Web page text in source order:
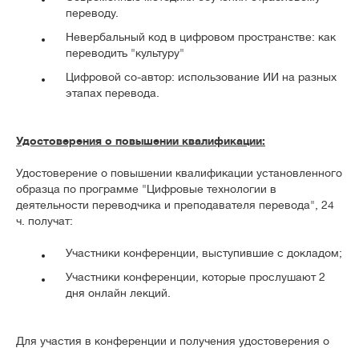
переводу.
Невербальный код в цифровом пространстве: как
переводить "культуру"
Цифровой со-автор: использование ИИ на разных
этапах перевода.
Удостоверения о повышении квалификации:
Удостоверение о повышении квалификации установленного
образца по программе "Цифровые технологии в
деятельности переводчика и преподавателя перевода", 24
ч. получат:
Участники конференции, выступившие с докладом;
Участники конференции, которые прослушают 2
дня онлайн лекций.
Для участия в конференции и получения удостоверения о